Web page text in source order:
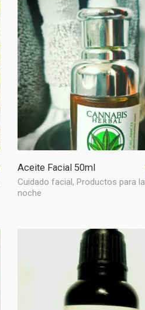
Aceite Facial 50ml
Cuidado facial, Productos para la
noche